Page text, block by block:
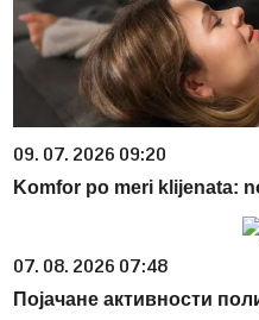
09. 07. 2026 09:20
Komfor po meri klijenata:
07. 08. 2026 07:48
Појачане активности